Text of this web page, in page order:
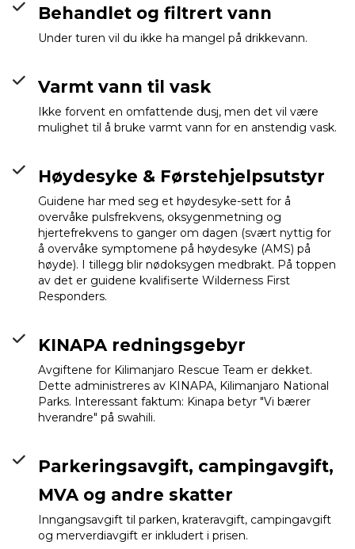
Behandlet og filtrert vann
Under turen vil du ikke ha mangel på drikkevann.
Varmt vann til vask
Ikke forvent en omfattende dusj, men det vil være
mulighet til å bruke varmt vann for en anstendig vask.
Høydesyke & Førstehjelpsutstyr
Guidene har med seg et høydesyke-sett for å
overvåke pulsfrekvens, oksygenmetning og
hjertefrekvens to ganger om dagen (svært nyttig for
å overvåke symptomene på høydesyke (AMS) på
høyde). I tillegg blir nødoksygen medbrakt. På toppen
av det er guidene kvalifiserte Wilderness First
Responders.
KINAPA redningsgebyr
Avgiftene for Kilimanjaro Rescue Team er dekket.
Dette administreres av KINAPA, Kilimanjaro National
Parks. Interessant faktum: Kinapa betyr "Vi bærer
hverandre" på swahili.
Parkeringsavgift, campingavgift,
MVA og andre skatter
Inngangsavgift til parken, krateravgift, campingavgift
og merverdiavgift er inkludert i prisen.